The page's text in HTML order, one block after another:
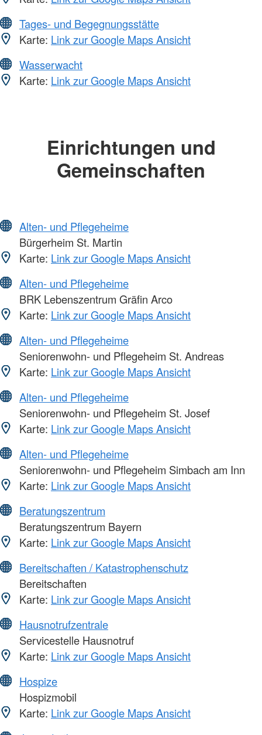
Tages- und Begegnungsstätte
Karte: Link zur Google Maps Ansicht
Wasserwacht
Karte: Link zur Google Maps Ansicht
Einrichtungen und
Gemeinschaften
Alten- und Pflegeheime
Bürgerheim St. Martin
Karte: Link zur Google Maps Ansicht
Alten- und Pflegeheime
BRK Lebenszentrum Gräfin Arco
Karte: Link zur Google Maps Ansicht
Alten- und Pflegeheime
Seniorenwohn- und Pflegeheim St. Andreas
Karte: Link zur Google Maps Ansicht
Alten- und Pflegeheime
Seniorenwohn- und Pflegeheim St. Josef
Karte: Link zur Google Maps Ansicht
Alten- und Pflegeheime
Seniorenwohn- und Pflegeheim Simbach am Inn
Karte: Link zur Google Maps Ansicht
Beratungszentrum
Beratungszentrum Bayern
Karte: Link zur Google Maps Ansicht
Bereitschaften / Katastrophenschutz
Bereitschaften
Karte: Link zur Google Maps Ansicht
Hausnotrufzentrale
Servicestelle Hausnotruf
Karte: Link zur Google Maps Ansicht
Hospize
Hospizmobil
Karte: Link zur Google Maps Ansicht